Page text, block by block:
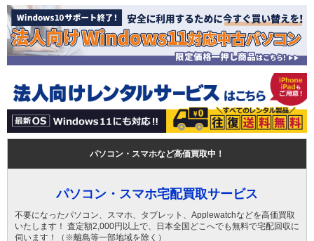
パソコン・スマホなど高価買取中！
パソコン・スマホ宅配買取サービス
不要になったパソコン、スマホ、タブレット、Applewatchなどを高価買取
いたします！ 査定額2,000円以上で、日本全国どこへでも無料で宅配回収に
伺います！（※離島等一部地域を除く）